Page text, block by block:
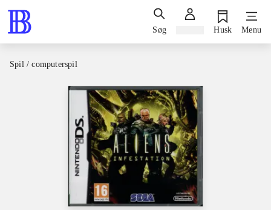
Søg Husk Menu
Spil / computerspil